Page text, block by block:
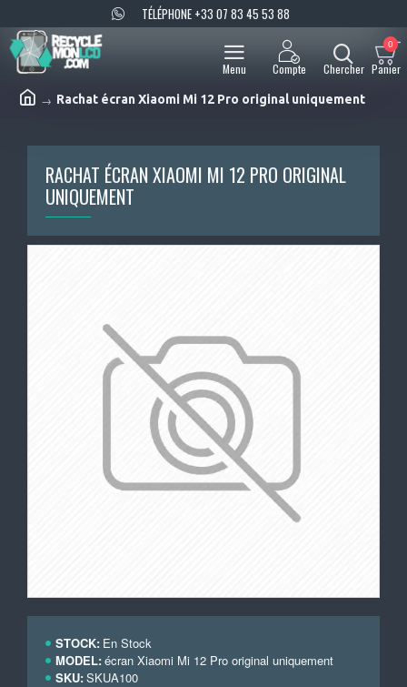
TÉLÉPHONE +33 07 83 45 53 88
0
Rachat écran Xiaomi Mi 12 Pro original uniquement
RACHAT ÉCRAN XIAOMI MI 12 PRO ORIGINAL
UNIQUEMENT
STOCK: En Stock
MODEL:écran Xiaomi Mi 12 Pro original uniquement
SKU:SKUA100